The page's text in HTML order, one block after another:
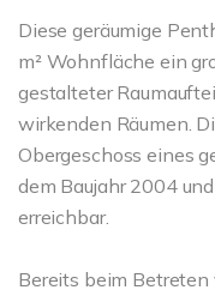
Diese geräumige
m² Wohnfläche ein
gestalteter
wirkenden Räumen.
Obergeschoss eines
dem Baujahr 2004
erreichbar.
Bereits beim